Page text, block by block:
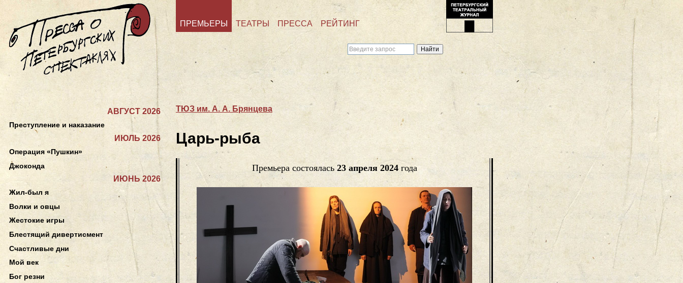
ПРЕМЬЕРЫ ТЕАТРЫ ПРЕССА РЕЙТИНГ
ТЮЗ им. А. А. Брянцева
Царь-рыба
Премьера состоялась 23 апреля 2024года
АВГУСТ 2026
Преступление и наказание
ИЮЛЬ 2026
Операция «Пушкин»
Джоконда
ИЮНЬ 2026
Жил-был я
Волки и овцы
Жестокие игры
Блестящий дивертисмент
Счастливые дни
Мой век
Бог резни